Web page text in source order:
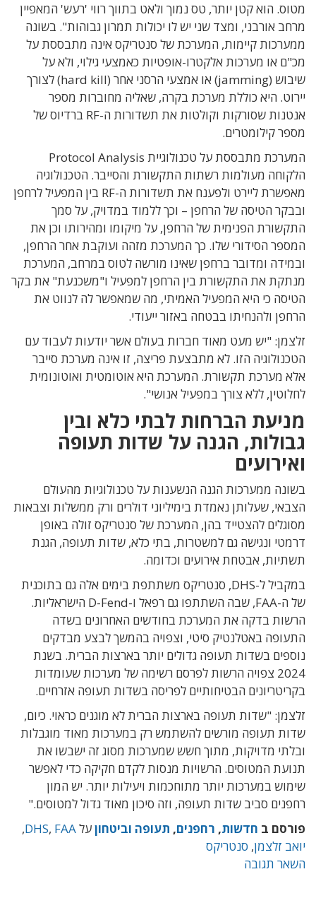
מטוס. הוא קטן יותר, טס נמוך ולאט בתווך רווי 'רעש' המאפיין
מרחב אורבני, ומצד שני יש לו יכולות תמרון גבוהות". בשונה
ממערכות קיימות, המערכת של סנטריקס אינה מתבססת על
מכ"ם או מערכות אלקטרו-אופטיות כאמצעי גילוי, ולא על
שיבוש (jamming) או אמצעי הרסני אחר (hard kill) לצורך
יירוט. היא כוללת מערכת בקרה, שאליה מחוברות מספר
אנטנות שסורקות וקולטות את תשדורות ה-RF ברדיוס של
מספר קילומטרים.
המערכת מתבססת על טכנולוגיית Protocol Analysis
הלקוחה מעולמות רשתות התקשורת והסייבר. הטכנולוגיה
מאפשרת ליירט ולפענח את תשדורות ה-RF בין המפעיל לרחפן
ובבקר הטיסה של הרחפן – וכך ללמוד במדויק, על סמך
התקשורת הפנימית של הרחפן, על מיקומו ומהירותו וכן את
המספר הסידורי שלו. כך המערכת מזהה ועוקבת אחר הרחפן,
ובמידה ומדובר ברחפן שאינו מורשה לטוס במרחב, המערכת
מנתקת את התקשורת בין הרחפן למפעיל ו"משכנעת" את בקר
הטיסה כי היא המפעיל האמיתי, מה שמאפשר לה לנווט את
הרחפן ולהנחיתו בבטחה באזור ייעודי.
זלצמן: "יש מעט מאוד חברות בעולם אשר יודעות לעבוד עם
הטכנולוגיה הזו. לא מתבצעת פריצה, זו אינה מערכת סייבר
אלא מערכת תקשורת. המערכת היא אוטומטית ואוטונומית
לחלוטין, ללא צורך במפעיל אנושי".
מניעת הברחות לבתי כלא ובין
גבולות, הגנה על שדות תעופה
ואירועים
בשונה ממערכות הגנה הנשענות על טכנולוגיות מהעולם
הצבאי, שעלותן נאמדת בימיליוני דולרים ורק ממשלות וצבאות
מסוגלים להצטייד בהן, המערכת של סנטריקס זולה באופן
דרמטי ונגישה גם למשטרות, בתי כלא, שדות תעופה, הגנת
תשתיות, אבטחת אירועים וכדומה.
במקביל ל-DHS, סנטריקס משתתפת בימים אלה גם בתוכנית
של ה-FAA, שבה השתתפו גם רפאל ו-D-Fend הישראליות.
הרשות בדקה את המערכת בחודשים האחרונים בשדה
התעופה באטלנטיק סיטי, וצפויה בהמשך לבצע מבדקים
נוספים בשדות תעופה גדולים יותר בארצות הברית. בשנת
2024 צפויה הרשות לפרסם רשימה של מערכות שעומדות
בקריטריונים הבטיחותיים לפריסה בשדות תעופה אזרחיים.
זלצמן: "שדות תעופה בארצות הברית לא מוגנים כראוי. כיום,
שדות תעופה מורשים להשתמש רק במערכות מאוד מוגבלות
ובלתי מדויקות, מתוך חשש שמערכות מסוג זה ישבשו את
תנועת המטוסים. הרשויות מנסות לקדם חקיקה כדי לאפשר
שימוש במערכות יותר מתוחכמות ויעילות יותר. יש המון
רחפנים סביב שדות תעופה, וזה סיכון מאוד גדול למטוסים."
פורסם ב חדשות, רחפנים, תעופה וביטחוןעל DHS, FAA
,
יואב זלצמן, סנטריקס
השאר תגובה